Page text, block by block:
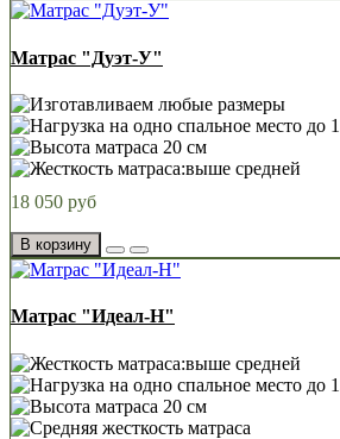
Матрас "Дуэт-У"
18 050 руб
В корзину
Матрас "Идеал-Н"